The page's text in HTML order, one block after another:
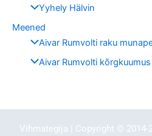
Yyhely Hälvin
Meened
Aivar Rumvolti raku
Aivar Rumvolti
Vihmategija | Copyright © 2014-